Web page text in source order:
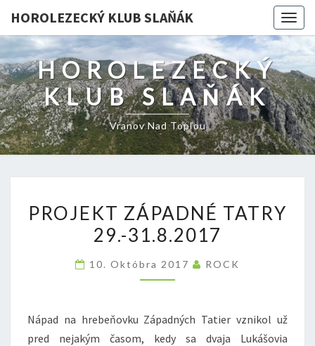
HOROLEZECKÝ KLUB SLAŇÁK
HOROLEZECKÝ
KLUB SLAŇÁK
Vranov Nad Topľou
ZÁPADNÉ
TATRY
PROJEKT ZÁPADNÉ TATRY
29.-31.8.2017
10. Októbra 2017 ROCK
Nápad na hrebeňovku Západných Tatier vznikol už
pred nejakým časom, kedy sa dvaja Lukášovia